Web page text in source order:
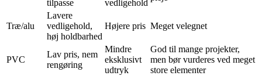
tilpasse
vedligehold
Træ/alu
Lavere
vedligehold,
høj holdbarhed
Højere pris Meget velegnet
PVC
Lav pris, nem
rengøring
Mindre
eksklusivt
udtryk
God til mange projekter,
men bør vurderes ved meget
store elementer